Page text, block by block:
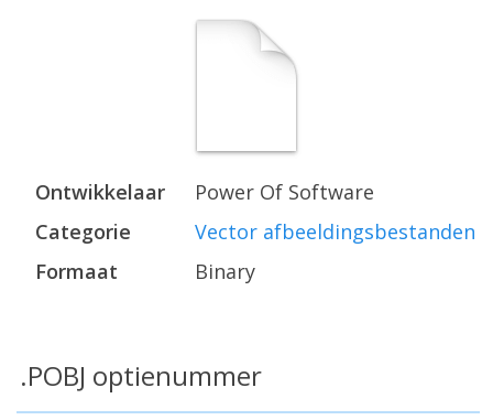
Ontwikkelaar
Power Of Software
Categorie
Vector afbeeldingsbestanden
Formaat
Binary
.POBJ optienummer